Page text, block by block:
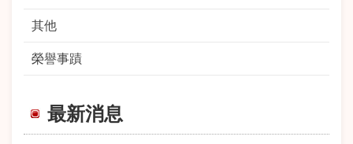
其他
榮譽事蹟
最新消息